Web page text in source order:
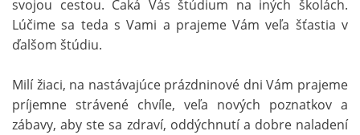
svojou cestou. Čaká Vás štúdium na iných školách.
Lúčime sa teda s Vami a prajeme Vám veľa šťastia v
ďalšom štúdiu.
Milí žiaci, na nastávajúce prázdninové dni Vám prajeme
príjemne strávené chvíle, veľa nových poznatkov a
zábavy, aby ste sa zdraví, oddýchnutí a dobre naladení